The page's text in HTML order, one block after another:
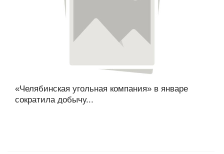
«Челябинская угольная компания» в январе
сократила добычу...